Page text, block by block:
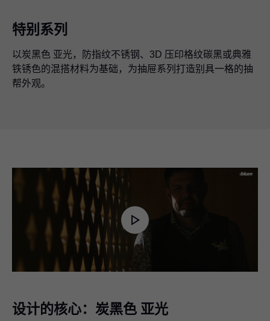
特别系列
以炭黑色 亚光，防指纹不锈钢、3D 压印格纹碳黑或典雅
铁锈色的混搭材料为基础，为抽屉系列打造别具一格的抽
帮外观。
Play
设计的核心：炭黑色 亚光